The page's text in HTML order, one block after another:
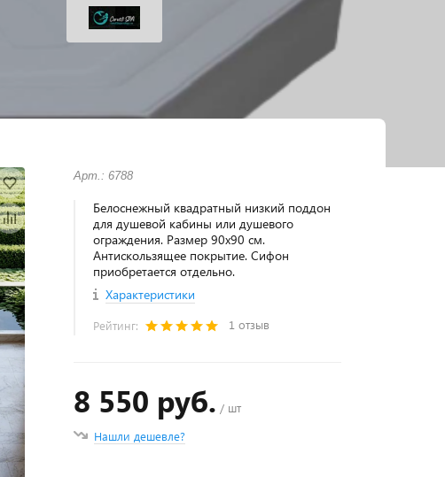
Арт.: 6788
Белоснежный квадратный низкий поддон
для душевой кабины или душевого
ограждения. Размер 90х90 см.
Антискользящее покрытие. Сифон
приобретается отдельно.
Характеристики
Рейтинг: 1 отзыв
8 550 руб. / шт
Нашли дешевле?